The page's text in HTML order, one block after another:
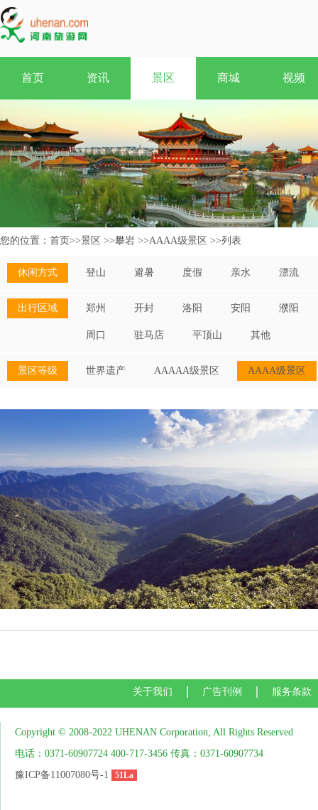
首页 资讯 景区 商城 视频
您的位置： 首页>>景区 >>攀岩 >>AAAA级景区 >>列表
休闲方式 登山 避暑 度假 亲水 漂流
出行区域 郑州 开封 洛阳 安阳 濮阳
周口 驻马店 平顶山 其他
景区等级 世界遗产 AAAAA级景区 AAAA级景区
关于我们 广告刊例 服务条款
Copyright © 2008-2022 UHENAN Corporation, All Rights Reserved
电话：0371-60907724 400-717-3456 传真：0371-60907734
豫ICP备11007080号-1
51La